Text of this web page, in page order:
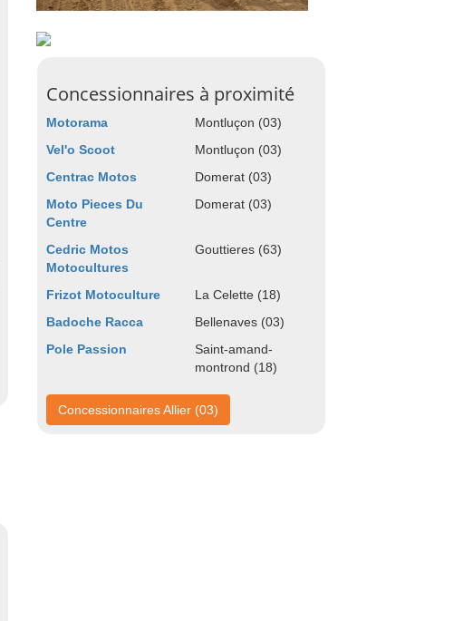
Concessionnaires à proximité
Motorama
Montluçon (03)
Vel'o Scoot
Montluçon (03)
Centrac Motos
Domerat (03)
Moto Pieces Du
Centre
Domerat (03)
Cedric Motos
Motocultures
Gouttieres (63)
Frizot Motoculture
La Celette (18)
Badoche Racca
Bellenaves (03)
Pole Passion
Saint-amand-
montrond (18)
Concessionnaires Allier (03)